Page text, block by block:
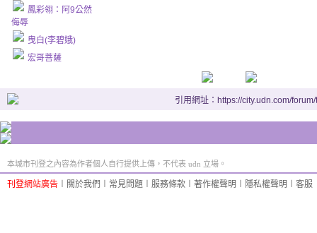
鳳彩翎：阿9公然
侮辱
曳白(李碧娥)
宏哥菩薩
引用網址：https://city.udn.com/
本城市刊登之內容為作者個人自行提供上傳，不代表 udn 立場。
刊登網站廣告 關於我們 常見問題 服務條款 著作權聲明 隱私權聲明 客服